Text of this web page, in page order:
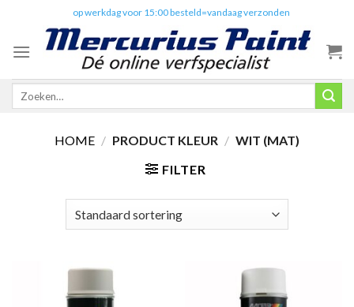
content
op werkdag voor 15:00 besteld=vandaag verzonden
Zoeken
HOME / PRODUCT KLEUR / WIT (MAT)
FILTER